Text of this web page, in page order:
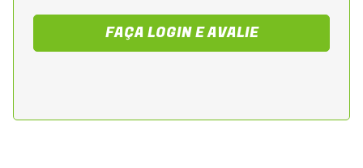
A queixeira gira completamente para a
parte traseira do casco, proporcionando
maior praticidade, equilíbrio e conforto
Homologação P/J
FAÇA LOGIN E AVALIE